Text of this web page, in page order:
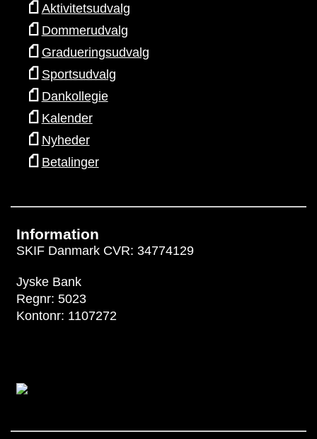
Aktivitetsudvalg
Dommerudvalg
Gradueringsudvalg
Sportsudvalg
Dankollegie
Kalender
Nyheder
Betalinger
Information
SKIF Danmark CVR: 34774129
Jyske Bank
Regnr: 5023
Kontonr: 1107272